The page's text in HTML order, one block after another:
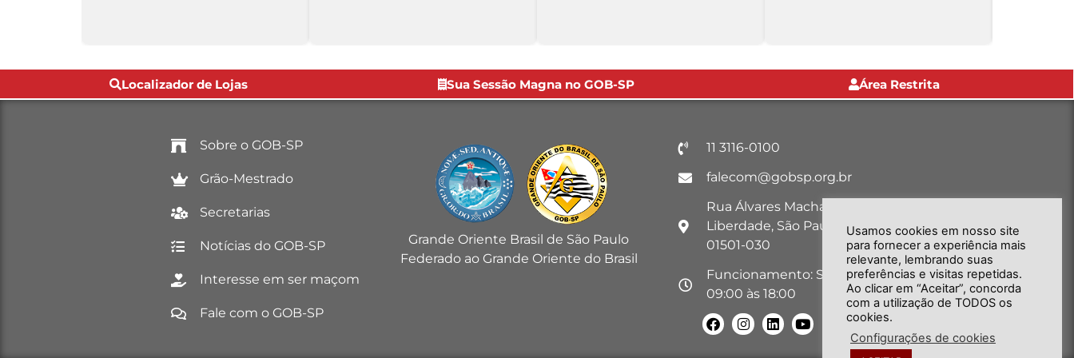
Localizador de Lojas Sua Sessão Magna no GOB-SP Área Restrita
Sobre o GOB-SP
Grão-Mestrado
Secretarias
Notícias do GOB-SP
Interesse em ser maçom
Fale com o GOB-SP
Grande Oriente Brasil de São Paulo
Federado ao Grande Oriente do Brasil
11 3116-0100
falecom@gobsp.org.br
Rua Álvares Machado, nº 18, Bairro
Liberdade, São Paulo-SP - CEP:
01501-030
Funcionamento: Seg. a Sex. das
09:00 às 18:00
Usamos cookies em nosso site
para fornecer a experiência mais
relevante, lembrando suas
preferências e visitas repetidas.
Ao clicar em “Aceitar”, concorda
com a utilização de TODOS os
cookies.
Configurações de cookies